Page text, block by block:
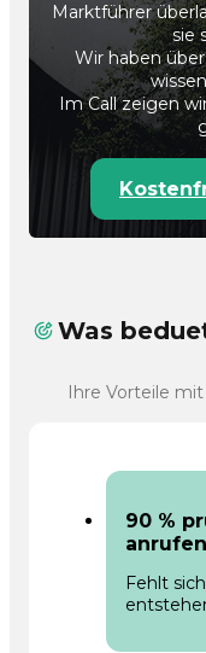
Marktführer
sie
Wir haben
Im Call zeigen
Was
Ihre Vorteile
90 %
anrufen
Fehlt